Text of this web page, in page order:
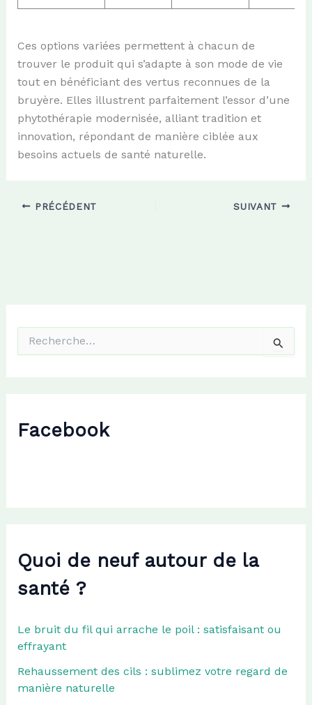
Ces options variées permettent à chacun de
trouver le produit qui s’adapte à son mode de vie
tout en bénéficiant des vertus reconnues de la
bruyère. Elles illustrent parfaitement l’essor d’une
phytothérapie modernisée, alliant tradition et
innovation, répondant de manière ciblée aux
besoins actuels de santé naturelle.
PRÉCÉDENT SUIVANT
h
Facebook
Quoi de neuf autour de la
santé ?
Le bruit du fil qui arrache le poil : satisfaisant ou
effrayant
Rehaussement des cils : sublimez votre regard de
manière naturelle